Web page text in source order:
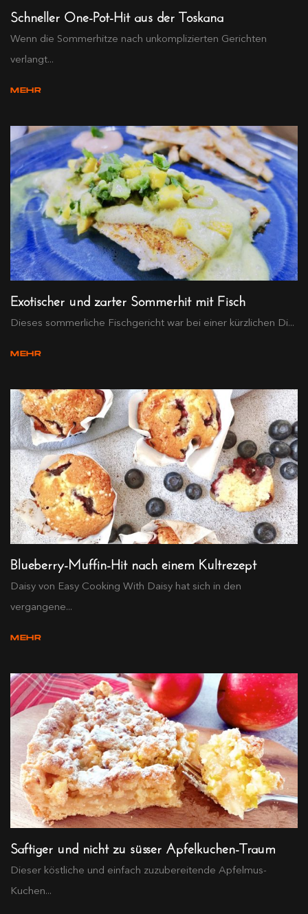
Schneller One-Pot-Hit aus der Toskana
Wenn die Sommerhitze nach unkomplizierten Gerichten
verlangt...
MEHR
Exotischer und zarter Sommerhit mit Fisch
Dieses sommerliche Fischgericht war bei einer kürzlichen Di...
MEHR
Blueberry-Muffin-Hit nach einem Kultrezept
Daisy von Easy Cooking With Daisy hat sich in den
vergangene...
MEHR
Saftiger und nicht zu süsser Apfelkuchen-Traum
Dieser köstliche und einfach zuzubereitende Apfelmus-
Kuchen...